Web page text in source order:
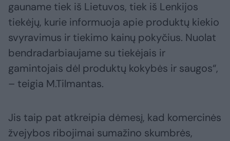
gauname tiek iš Lietuvos, tiek iš Lenkijos
tiekėjų, kurie informuoja apie produktų kiekio
svyravimus ir tiekimo kainų pokyčius. Nuolat
bendradarbiaujame su tiekėjais ir
gamintojais dėl produktų kokybės ir saugos“,
– teigia M.Tilmantas.
Jis taip pat atkreipia dėmesį, kad komercinės
žvejybos ribojimai sumažino skumbrės,